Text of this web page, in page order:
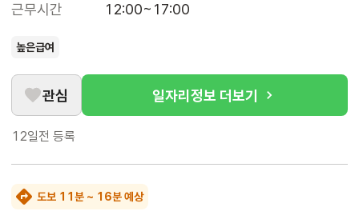
근무시간
12:00~17:00
높은급여
관심 일자리정보 더보기
12일전 등록
도보 11분 ~ 16분 예상